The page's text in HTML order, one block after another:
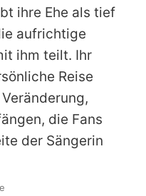
ihre Ehe als tief
aufrichtige
ihm teilt. Ihr
Reise
die Fans
der Sängerin